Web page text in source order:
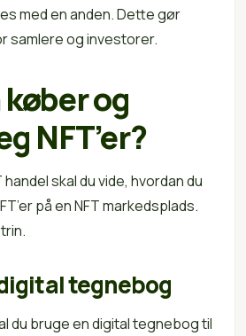
med en anden. Dette gør
samlere og investorer.
og
NFT’er?
skal du vide, hvordan du
på en NFT markedsplads.
tegnebog
du bruge en digital tegnebog til